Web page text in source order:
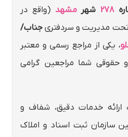
278 شهرمشهد (واقع در
مدیریت و سردفتریجناب/
، یکی از مراجع رسمی و معتبر
و حقوقی شما مراجعین گرامی
ارائه خدمات دقیق، شفاف و
سازمان ثبت اسناد و املاک